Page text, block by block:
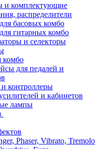
и комплектующие
распределители
басовых комбо
гитарных комбо
и селекторы
комбо
для педалей и
контроллеры
и кабинетов
лампы
Phaser, Vibrato, Tremolo